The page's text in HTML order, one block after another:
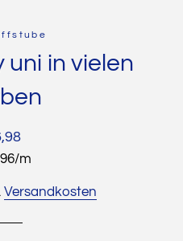
uni in vielen
/pro
m
Versandkosten